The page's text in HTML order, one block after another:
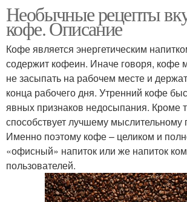
Необычные рецепты
кофе. Описание
Кофе является энергетическим
содержит кофеин. Иначе говоря, кофе
не засыпать на рабочем месте и
конца рабочего дня. Утренний кофе
явных признаков недосыпания. Кроме
способствует лучшему мыслительному
Именно поэтому кофе – целиком и
«офисный» напиток или же напиток
пользователей.